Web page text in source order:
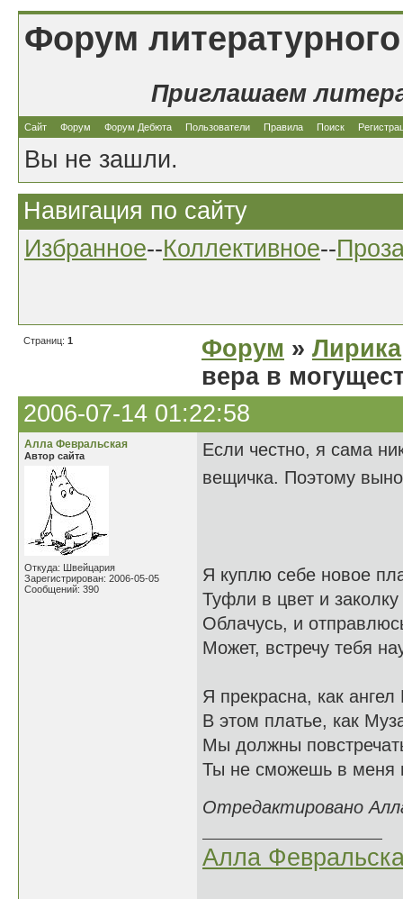
Форум
Приглашаем
Сайт Форум Форум Дебюта Пользователи Правила Поиск
Вы не зашли.
Навигация по сайту
Избранное--Коллективное--
Страниц: 1 Форум » Лирика
вера в
2006-07-14 01:22:58
Алла Февральская
Автор сайта
Откуда: Швейцария
Зарегистрирован: 2006-05-05
Сообщений: 390
Если честно, я сама
вещичка. Поэтому
Я куплю себе новое
Туфли в цвет и
Облачусь, и
Может, встречу тебя
Я прекрасна, как ангел
В этом платье, как
Мы должны
Ты не сможешь в меня
Отредактировано
Алла